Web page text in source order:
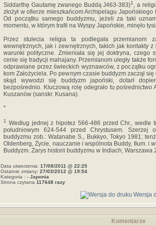
Siddarthę Gautamę zwanego Buddą J463-383)1 , a
złożył w ofierze mieszkańcom Archipelagu
Od początku samego buddyzmu, jeżeli za taki
momentu, w któ­rym trafił na Wyspy Japońskie, minęło
Przez stulecia religia ta podlegała przemianom
wewnętrznych, jak i zewnętrznych, takich jak kontakty
warunki polityczne. Zmie­niała się jej doktryna, czego
cenie się tradycji mahajany. Przemianom uległy także
odprawiane przez świeckich wyznawców, z początku
kom Założyciela. Po pewnym czasie buddyzm zaczął
skąd wywodzi się buddyzm japoński, dotarł
bezpośrednio. Kluczową rolę odegrało tu
Kuszanów (sanskr. Kusana).
*
1 Według jednej z hipotez 566-486 przed Chr., wedle
południowym 624-544 przed Chrystusem. Szerzej
buddyzmu zob.: Watanabe S., Bukkyo, Tokyo 1981;
Oldenberg, Życie, nauczanie i wspólnota Buddy, tłum. i
Buddyzm. Zarys historii buddyzmu w Indiach, Warszawa
Data utworzenia: 17/08/2011 @ 22:25
Ostatnie zmiany: 27/03/2012 @ 19:54
Kategoria : - Japonia
Strona czytana 117648 razy
Wersja
Komentarze